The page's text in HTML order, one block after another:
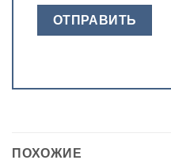
ПОХОЖИЕ